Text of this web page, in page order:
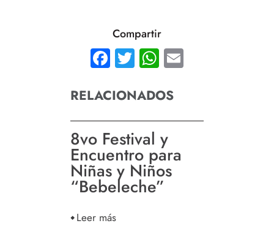
Compartir
Facebook
TwitterWhatsApp
RELACIONADOS
8vo Festival y
Encuentro para
Niñas y Niños
“Bebeleche”
Leer más